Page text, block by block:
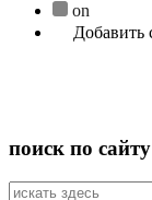
on
Добавить
поиск по сайту
Искать: